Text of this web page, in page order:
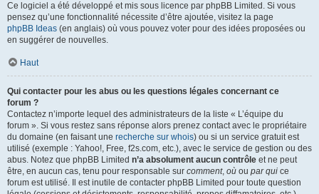
Ce logiciel a été développé et mis sous licence par phpBB Limited. Si vous
pensez qu’une fonctionnalité nécessite d’être ajoutée, visitez la page
phpBB Ideas (en anglais) où vous pouvez voter pour des idées proposées ou
en suggérer de nouvelles.
Haut
Qui contacter pour les abus ou les questions légales concernant ce
forum ?
Contactez n’importe lequel des administrateurs de la liste « L’équipe du
forum ». Si vous restez sans réponse alors prenez contact avec le propriétaire
du domaine (en faisant une recherche sur whois) ou si un service gratuit est
utilisé (exemple : Yahoo!, Free, f2s.com, etc.), avec le service de gestion ou des
abus. Notez que phpBB Limited n’a absolument aucun contrôle et ne peut
être, en aucun cas, tenu pour responsable sur comment, où ou par qui ce
forum est utilisé. Il est inutile de contacter phpBB Limited pour toute question